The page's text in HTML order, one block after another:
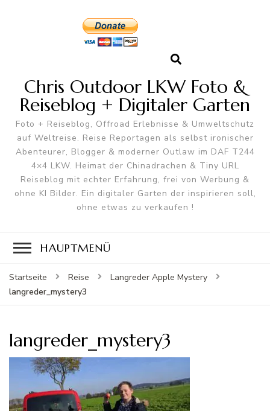
Chris Outdoor LKW Foto &
Reiseblog + Digitaler Garten
Foto + Reiseblog, Offroad Erlebnisse & Umweltschutz
auf Weltreise. Reise Reportagen als selbst ironischer
Abenteurer, Blogger & moderner Outlaw im DAF T244
4×4 LKW. Heimat der Chinadrachen & Tiny URL
Reiseblog mit echter Erfahrung, frei von Werbung &
ohne KI Bilder. Ein digitaler Garten der inspirieren soll,
ohne etwas zu verkaufen !
HAUPTMENÜ
Startseite Reise
Langreder Apple Mystery
langreder_mystery3
langreder_mystery3